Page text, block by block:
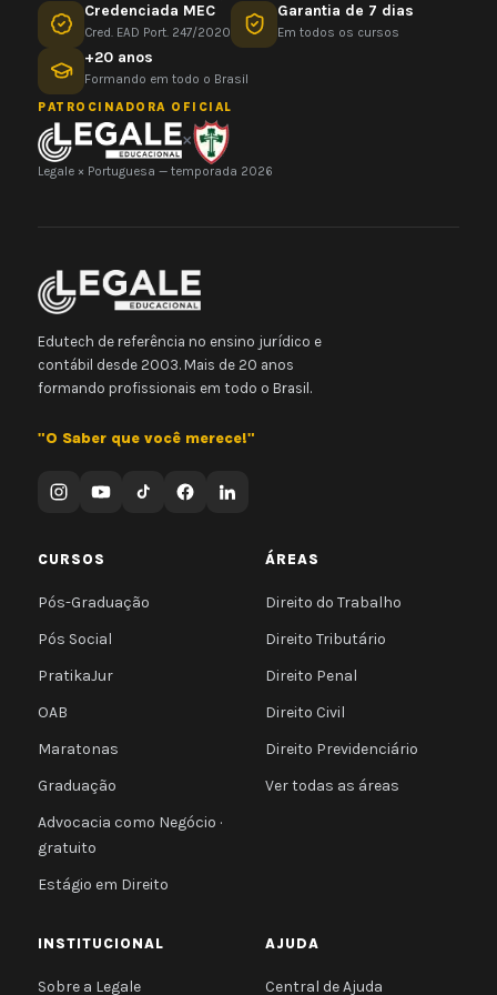
Credenciada MEC
Cred. EAD Port. 247/2020
Garantia de 7 dias
Em todos os cursos
+20 anos
Formando em todo o Brasil
PATROCINADORA OFICIAL
×
Legale × Portuguesa — temporada 2026
Edutech de referência no ensino jurídico e
contábil desde 2003. Mais de 20 anos
formando profissionais em todo o Brasil.
"O Saber que você merece!"
CURSOS
Pós-Graduação
Pós Social
PratikaJur
OAB
Maratonas
Graduação
Advocacia como Negócio ·
gratuito
Estágio em Direito
ÁREAS
Direito do Trabalho
Direito Tributário
Direito Penal
Direito Civil
Direito Previdenciário
Ver todas as áreas
INSTITUCIONAL
Sobre a Legale
AJUDA
Central de Ajuda